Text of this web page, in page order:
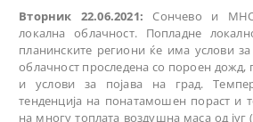
Вторник 22.06.2021:Сончево и
локална облачност. Попладне
планинските региони ќе има услови за
облачност проследена со пороен дожд,
и услови за појава на град.
тенденција на понатамошен пораст и
на многу топлата воздушна маса од југ